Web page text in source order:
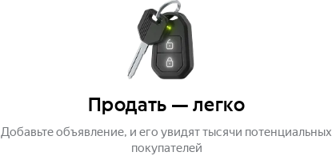
Продать — легко
Добавьте объявление, и его увидят тысячи потенциальных
покупателей